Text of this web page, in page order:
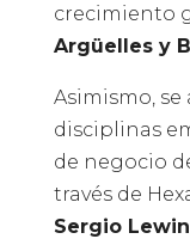
crecimiento
Argüelles y
Asimismo,
disciplinas
de negocio
través de
Sergio